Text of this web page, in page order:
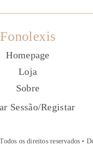
Fonolexis
Homepage
Loja
Sobre
Sessão/Registar
os direitos reservados •